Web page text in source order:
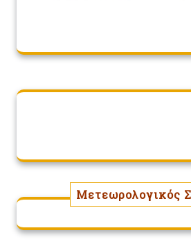
Μετεωρολογικός